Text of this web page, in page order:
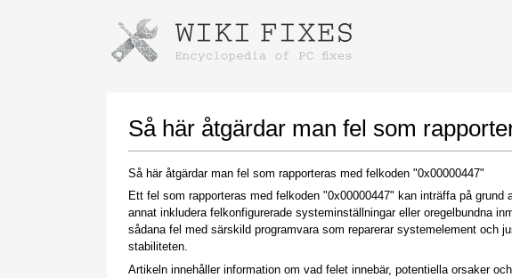
Så här åtgärdar man fel som
Så här åtgärdar man fel som rapporteras med felkoden "0x00000447"
Ett fel som rapporteras med felkoden "0x00000447" kan inträffa på grund
annat inkludera felkonfigurerade systeminställningar eller oregelbundna
sådana fel med särskild programvara som reparerar systemelement och
stabiliteten.
Artikeln innehåller information om vad felet innebär, potentiella orsaker
Instructions for downloading using Google